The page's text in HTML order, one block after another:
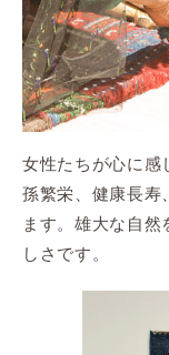
女性たちが心に感
孫繁栄、健康長寿
ます。雄大な自
しさです。